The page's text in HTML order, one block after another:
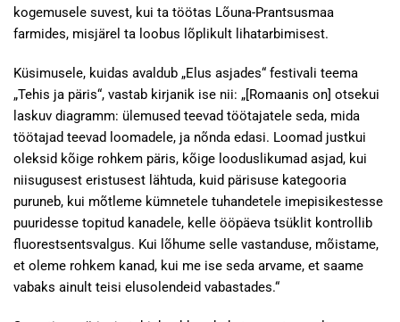
kogemusele suvest, kui ta töötas Lõuna-Prantsusmaa
farmides, misjärel ta loobus lõplikult lihatarbimisest.
Küsimusele, kuidas avaldub „Elus asjades“ festivali teema
„Tehis ja päris“, vastab kirjanik ise nii: „[Romaanis on] otsekui
laskuv diagramm: ülemused teevad töötajatele seda, mida
töötajad teevad loomadele, ja nõnda edasi. Loomad justkui
oleksid kõige rohkem päris, kõige looduslikumad asjad, kui
niisugusest eristusest lähtuda, kuid pärisuse kategooria
puruneb, kui mõtleme kümnetele tuhandetele imepisikestesse
puuridesse topitud kanadele, kelle ööpäeva tsüklit kontrollib
fluorestsentsvalgus. Kui lõhume selle vastanduse, mõistame,
et oleme rohkem kanad, kui me ise seda arvame, et saame
vabaks ainult teisi elusolendeid vabastades.“